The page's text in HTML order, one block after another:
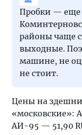
Пробки — еще
районы чаще
выходные.
машине, не
не стоит.
Цены на
«московские»:
АИ-95 — 51,90